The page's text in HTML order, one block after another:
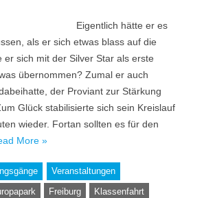
Eigentlich hätte er es
als er sich etwas blass auf die
er sich mit der Silver Star als erste
übernommen? Zumal er auch
der Proviant zur Stärkung
Glück stabilisierte sich sein Kreislauf
wieder. Fortan sollten es für den
More »
Veranstaltungen
Freiburg Klassenfahrt